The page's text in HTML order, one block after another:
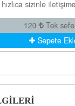
sizinle
120
Tek
Sepete